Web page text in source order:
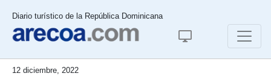
Diario turístico de la República Dominicana
12 diciembre, 2022